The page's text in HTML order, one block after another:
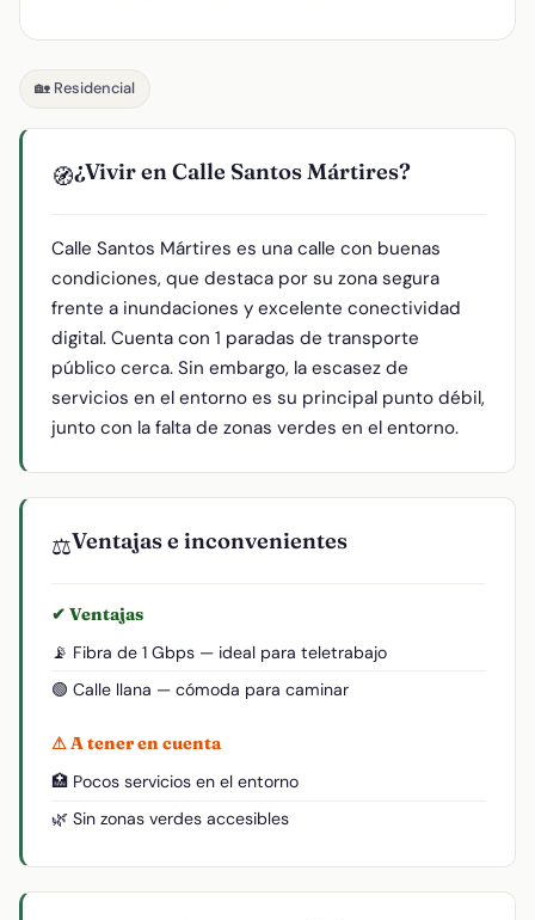
🏡 Residencial
🧭¿Vivir en Calle Santos Mártires?
Calle Santos Mártires es una calle con buenas
condiciones, que destaca por su zona segura
frente a inundaciones y excelente conectividad
digital. Cuenta con 1 paradas de transporte
público cerca. Sin embargo, la escasez de
servicios en el entorno es su principal punto débil,
junto con la falta de zonas verdes en el entorno.
⚖️Ventajas e inconvenientes
✔ Ventajas
📡 Fibra de 1 Gbps — ideal para teletrabajo
🟢 Calle llana — cómoda para caminar
⚠ A tener en cuenta
🏥 Pocos servicios en el entorno
🌿 Sin zonas verdes accesibles